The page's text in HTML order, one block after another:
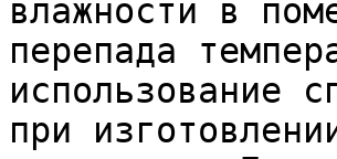
влажности в
перепада
использование
при